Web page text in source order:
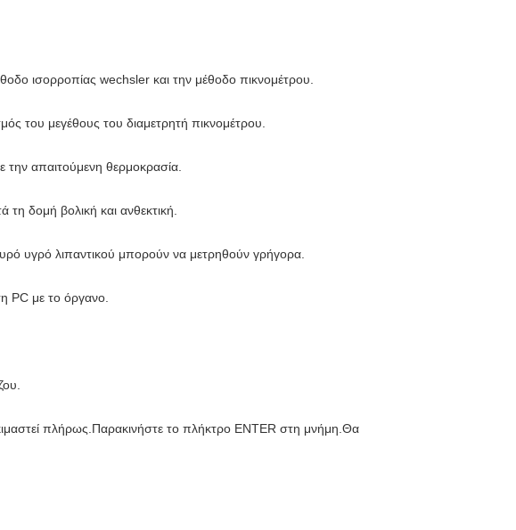
ισορροπίας wechsler και την μέθοδο πικνομέτρου.
του μεγέθους του διαμετρητή πικνομέτρου.
την απαιτούμενη θερμοκρασία.
δομή βολική και ανθεκτική.
υγρό λιπαντικού μπορούν να μετρηθούν γρήγορα.
PC με το όργανο.
πλήρως.Παρακινήστε το πλήκτρο ENTER στη μνήμη.Θα